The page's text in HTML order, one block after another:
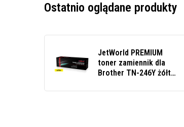
Ostatnio oglądane produkty
JetWorld PREMIUM
toner zamiennik dla
Brother TN-246Y żółty